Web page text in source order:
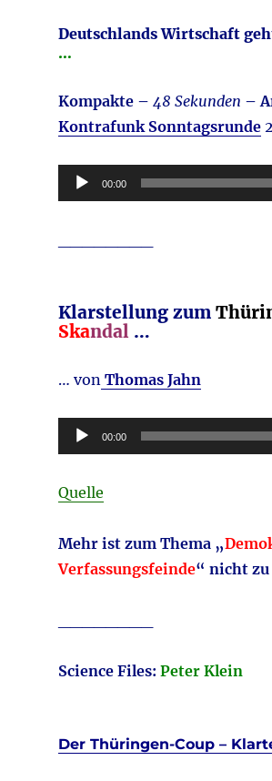
Deutschlands Wirtschaft
…
Kompakte – 48 Sekunden –
Kontrafunk Sonntagsrunde
Audio-
Player
00:00
Klarstellung zum
Skandal …
… von Thomas Jahn
Audio-
Player
00:00
Quelle
Mehr ist zum Thema „
Verfassungsfeinde“ nicht zu
Science Files: Peter Klein
Der Thüringen-Coup –